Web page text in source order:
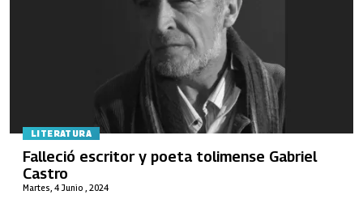
LITERATURA
Martes, 4 Junio , 2024
Falleció escritor y poeta tolimense Gabriel
Castro